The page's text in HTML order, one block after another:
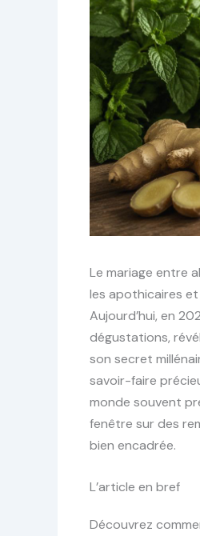
Le mariage entre
les apothicaires
Aujourd’hui, en
dégustations,
son secret
savoir-faire
monde souvent
fenêtre sur des
bien encadrée.
L’article en bref
Découvrez